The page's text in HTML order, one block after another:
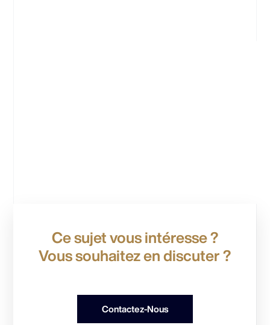
Ce sujet vous intéresse ?
Vous souhaitez en discuter ?
Contactez-Nous